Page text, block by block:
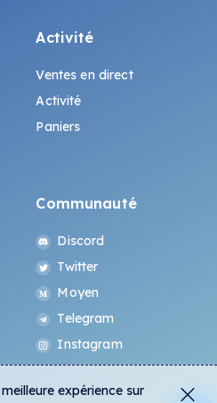
Activité
Ventes en direct
Activité
Paniers
Communauté
Discord
Twitter
Moyen
Telegram
Instagram
expérience sur